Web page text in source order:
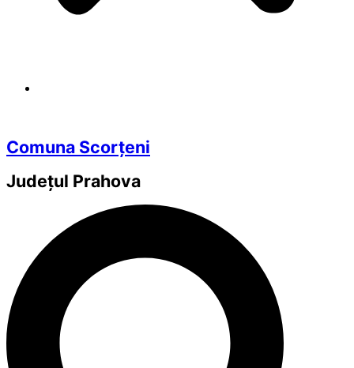
Comuna Scorțeni
Județul Prahova